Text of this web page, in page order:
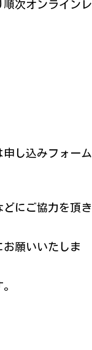
次オンラインレ
し込みフォーム
にご協力を頂き
願いいたしま